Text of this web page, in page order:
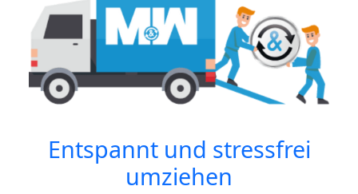
Entspannt und stressfrei
umziehen